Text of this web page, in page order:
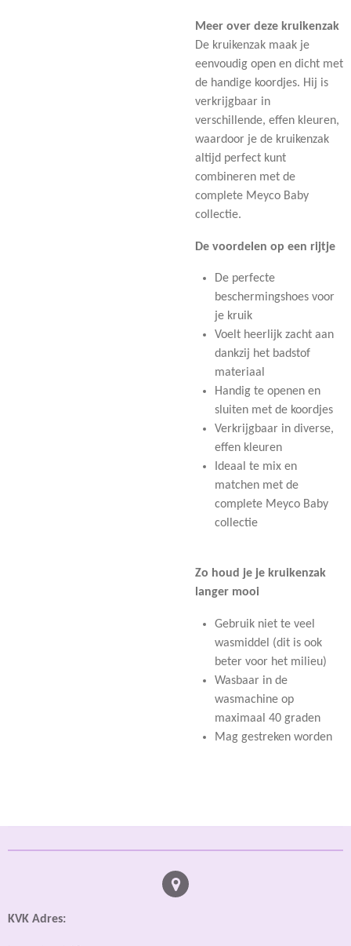
Meer over deze kruikenzak
De kruikenzak maak je
eenvoudig open en dicht met
de handige koordjes. Hij is
verkrijgbaar in
verschillende, effen kleuren,
waardoor je de kruikenzak
altijd perfect kunt
combineren met de
complete Meyco Baby
collectie.
De voordelen op een rijtje
De perfecte
beschermingshoes voor
je kruik
Voelt heerlijk zacht aan
dankzij het badstof
materiaal
Handig te openen en
sluiten met de koordjes
Verkrijgbaar in diverse,
effen kleuren
Ideaal te mix en
matchen met de
complete Meyco Baby
collectie
Zo houd je je kruikenzak
langer mooi
Gebruik niet te veel
wasmiddel (dit is ook
beter voor het milieu)
Wasbaar in de
wasmachine op
maximaal 40 graden
Mag gestreken worden
KVK Adres: